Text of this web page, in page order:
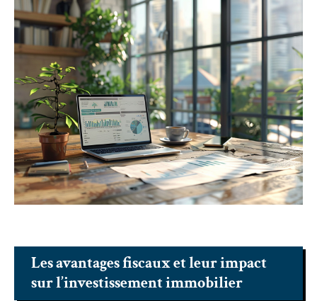
Les avantages fiscaux et leur impact
sur l’investissement immobilier